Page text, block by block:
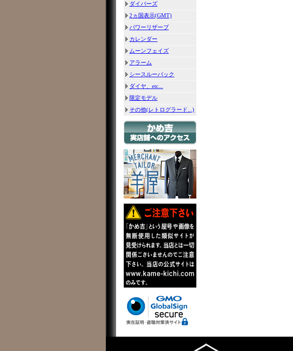
ダイバーズ
2ヵ国表示(GMT)
パワーリザーブ
カレンダー
ムーンフェイズ
アラーム
シースルーバック
ダイヤ、etc...
限定モデル
その他(レトログラード...)